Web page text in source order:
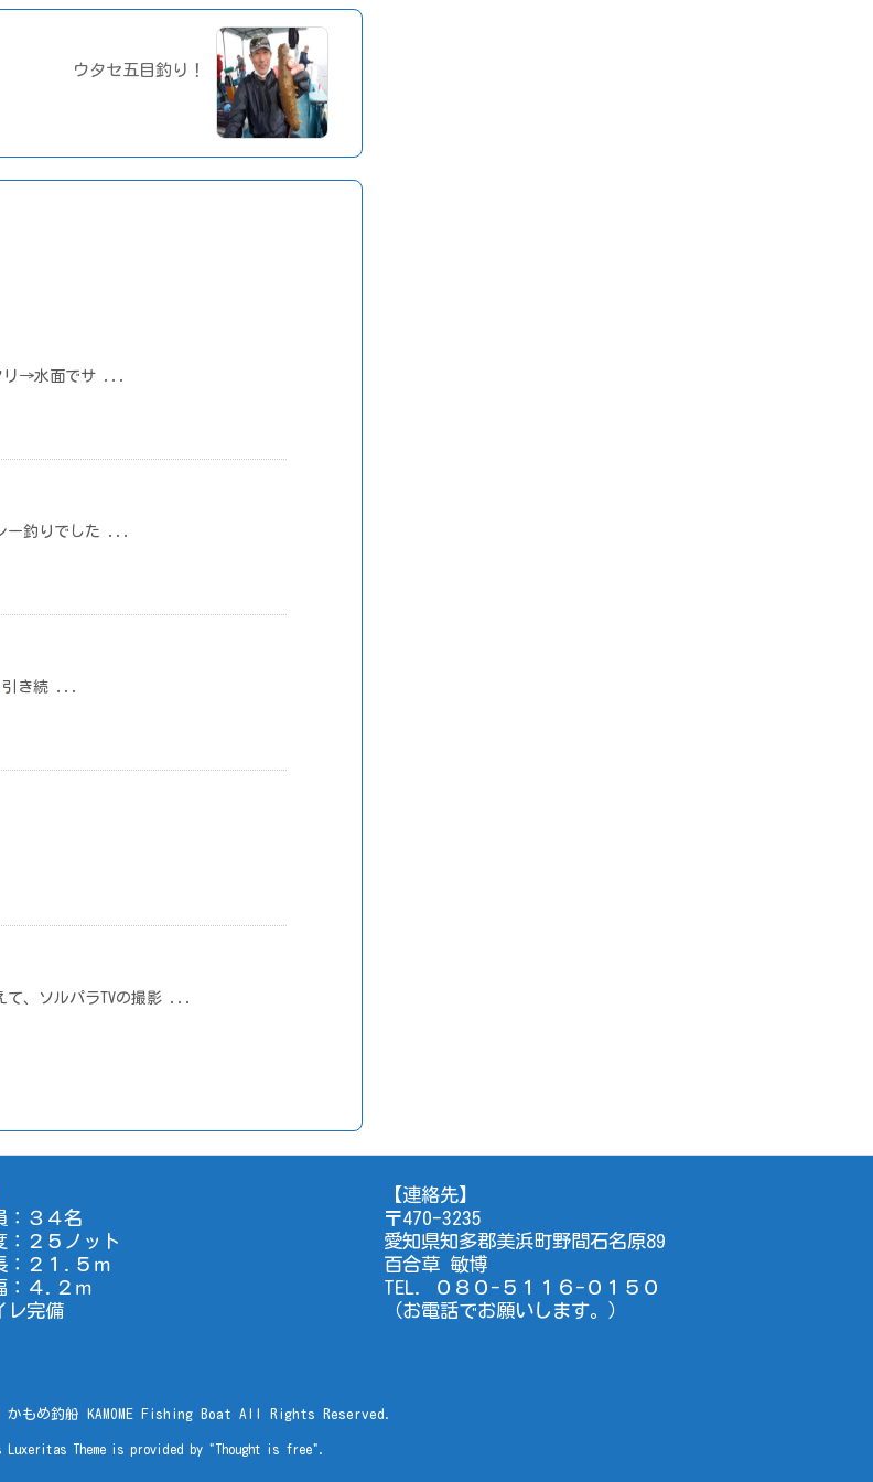
ウタセ五目釣り！
リ→水面でサ ...
ー釣りでした ...
引き続 ...
て、ソルパラTVの撮影 ...
：３４名
：２５ノット
２１.５ｍ
４.２ｍ
レ完備
【連絡先】
〒470-3235
愛知県知多郡美浜町野間石名原89
百合草 敏博
TEL. ０８０-５１１６-０１５０
（お電話でお願いします。）
かもめ釣船 KAMOME Fishing Boat All Rights Reserved.
Luxeritas Theme is provided by "Thought is free".